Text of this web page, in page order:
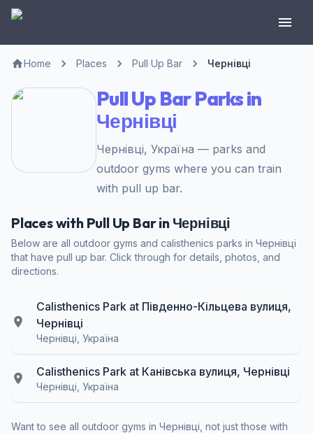
Home Places Pull Up Bar Чернівці
Pull Up Bar Parks in
Чернівці
Чернівці, Україна — parks and
outdoor gyms where you can train
with pull up bar.
Places with Pull Up Bar in Чернівці
Below are all outdoor gyms and calisthenics parks in Чернівці
that have pull up bar. Click through for details, photos, and
directions.
Calisthenics Park at Південно-Кільцева вулиця,
Чернівці
Чернівці, Україна
Calisthenics Park at Канівська вулиця, Чернівці
Чернівці, Україна
Want to see all outdoor gyms in Чернівці, not just those with